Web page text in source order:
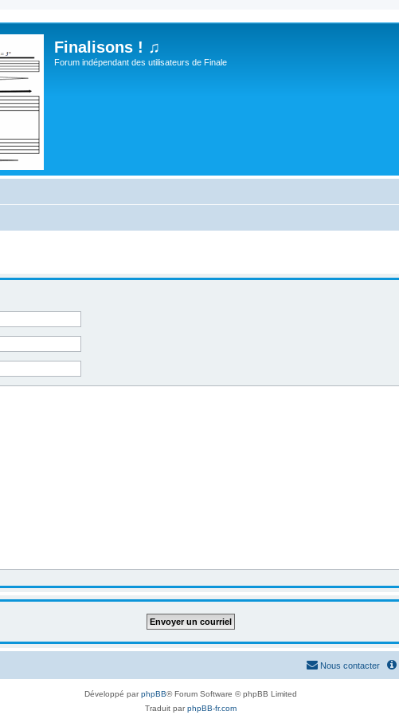
Finalisons ! ♫
Forum indépendant des utilisateurs de Finale
Nous contacter
Développé parphpBB® Forum Software © phpBB Limited
Traduit parphpBB-fr.com